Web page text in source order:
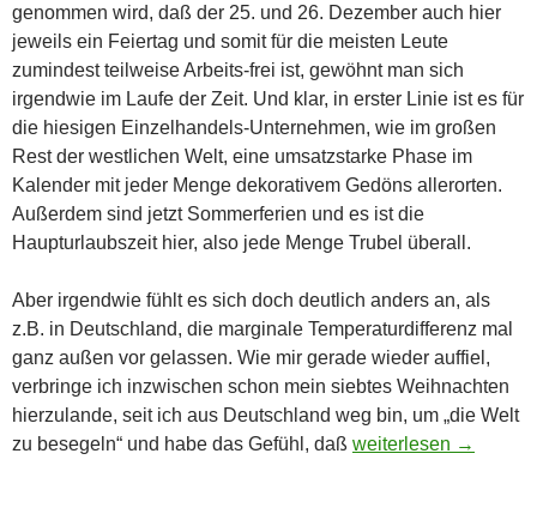
genommen wird, daß der 25. und 26. Dezember auch hier
jeweils ein Feiertag und somit für die meisten Leute
zumindest teilweise Arbeits-frei ist, gewöhnt man sich
irgendwie im Laufe der Zeit. Und klar, in erster Linie ist es für
die hiesigen Einzelhandels-Unternehmen, wie im großen
Rest der westlichen Welt, eine umsatzstarke Phase im
Kalender mit jeder Menge dekorativem Gedöns allerorten.
Außerdem sind jetzt Sommerferien und es ist die
Haupturlaubszeit hier, also jede Menge Trubel überall.
Aber irgendwie fühlt es sich doch deutlich anders an, als
z.B. in Deutschland, die marginale Temperaturdifferenz mal
ganz außen vor gelassen. Wie mir gerade wieder auffiel,
verbringe ich inzwischen schon mein siebtes Weihnachten
hierzulande, seit ich aus Deutschland weg bin, um „die Welt
zu besegeln“ und habe das Gefühl, daß Schon wieder ein
weiterlesen →